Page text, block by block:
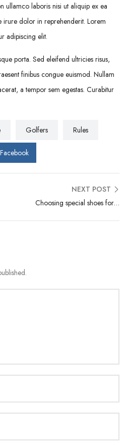
ullamco laboris nisi ut aliquip ex ea
irure dolor in reprehenderit. Lorem
adipiscing elit.
porta. Sed eleifend ultricies risus,
finibus congue euismod. Nullam
a tempor sem egestas. Curabitur
Golfers Rules
Facebook
NEXT POST
Choosing special shoes for good footwork